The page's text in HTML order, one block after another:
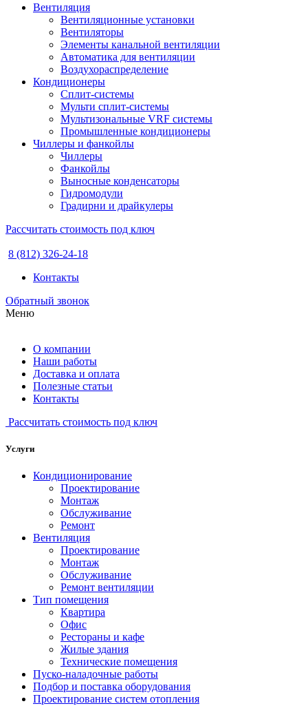
Вентиляция
Вентиляционные установки
Вентиляторы
Элементы канальной вентиляции
Автоматика для вентиляции
Воздухораспределение
Кондиционеры
Сплит-системы
Мульти сплит-системы
Мультизональные VRF системы
Промышленные кондиционеры
Чиллеры и фанкойлы
Чиллеры
Фанкойлы
Выносные конденсаторы
Гидромодули
Градирни и драйкулеры
Рассчитать стоимость под ключ
8 (812) 326-24-18
Контакты
Обратный звонок
Меню
О компании
Наши работы
Доставка и оплата
Полезные статьи
Контакты
Рассчитать стоимость под ключ
Услуги
Кондиционирование
Проектирование
Монтаж
Обслуживание
Ремонт
Вентиляция
Проектирование
Монтаж
Обслуживание
Ремонт вентиляции
Тип помещения
Квартира
Офис
Рестораны и кафе
Жилые здания
Технические помещения
Пуско-наладочные работы
Подбор и поставка оборудования
Проектирование систем отопления